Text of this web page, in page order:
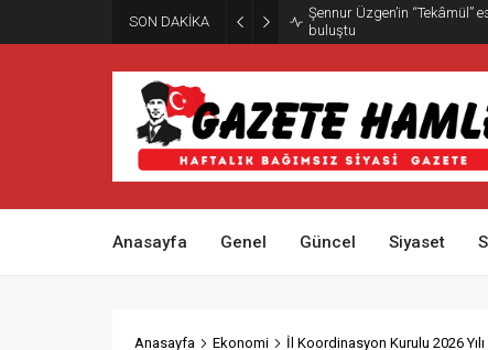
SON DAKİKA
Şennur Üzgen’in
buluştu
Anasayfa Genel Güncel Siyaset
Anasayfa Ekonomi İl Koordinasyon Kurulu 2026